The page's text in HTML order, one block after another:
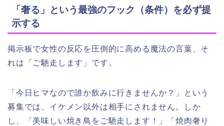
「奢る」という最強のフック（条件）を必ず提
示する
掲示板で女性の反応を圧倒的に高める魔法の言葉、そ
れは「ご馳走します」です。
「今日ヒマなので誰か飲みに行きませんか？」という
募集では、イケメン以外は相手にされません。しか
し、「美味しい焼き鳥をご馳走します！」「焼肉奢り